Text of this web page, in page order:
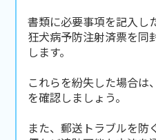
書類に必要事項を記入し
狂犬病予防注射済票を同
します。
これらを紛失した場合は
を確認しましょう。
また、郵送トラブルを防